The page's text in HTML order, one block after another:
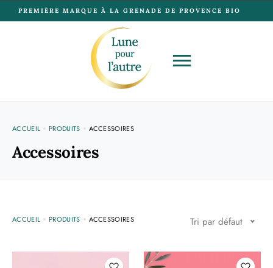
ACCUEIL PRODUITS ACCESSOIRES
Accessoires
ACCUEIL PRODUITS ACCESSOIRES Tri par défaut